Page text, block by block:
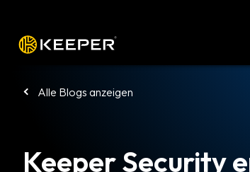
Alle Blogs anzeigen
Keeper Security